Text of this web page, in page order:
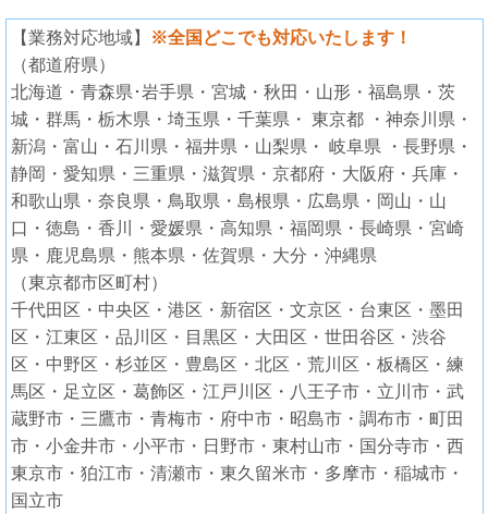
【業務対応地域】
※全国どこでも対応いたします！
（都道府県）
北海道・青森県･岩手県・宮城・秋田・山形・福島県・茨
城・群馬・栃木県・埼玉県・千葉県・ 東京都 ・神奈川県・
新潟・富山・石川県・福井県・山梨県・ 岐阜県 ・長野県・
静岡・愛知県・三重県・滋賀県・京都府・大阪府・兵庫・
和歌山県・奈良県・鳥取県・島根県・広島県・岡山・山
口・徳島・香川・愛媛県・高知県・福岡県・長崎県・宮崎
県・鹿児島県・熊本県・佐賀県・大分・沖縄県
（東京都市区町村）
千代田区・中央区・港区・新宿区・文京区・台東区・墨田
区・江東区・品川区・目黒区・大田区・世田谷区・渋谷
区・中野区・杉並区・豊島区・北区・荒川区・板橋区・練
馬区・足立区・葛飾区・江戸川区・八王子市・立川市・武
蔵野市・三鷹市・青梅市・府中市・昭島市・調布市・町田
市・小金井市・小平市・日野市・東村山市・国分寺市・西
東京市・狛江市・清瀬市・東久留米市・多摩市・稲城市・
国立市